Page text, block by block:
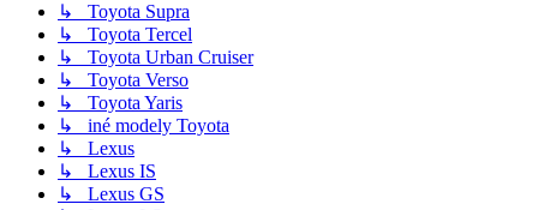
↳ Toyota Supra
↳ Toyota Tercel
↳ Toyota Urban Cruiser
↳ Toyota Verso
↳ Toyota Yaris
↳ iné modely Toyota
↳ Lexus
↳ Lexus IS
↳ Lexus GS